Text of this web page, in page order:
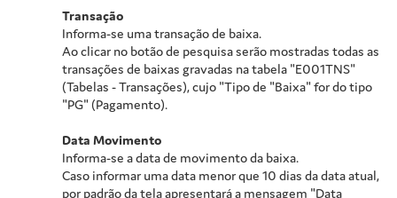
Transação
Informa-se uma transação de baixa.
Ao clicar no botão de pesquisa serão mostradas todas as
transações de baixas gravadas na tabela "E001TNS"
(Tabelas - Transações), cujo "Tipo de "Baixa" for do tipo
"PG" (Pagamento).
Data Movimento
Informa-se a data de movimento da baixa.
Caso informar uma data menor que 10 dias da data atual,
por padrão da tela apresentará a mensagem "Data